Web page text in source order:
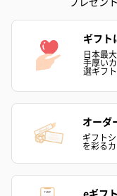
ぬいぐるみ
愛らしいぬいぐるみを
誕生日・記念日・出産
ギフト
日本最
手厚い
選ギフ
オーダ
ギフト
を彩る
eギフト